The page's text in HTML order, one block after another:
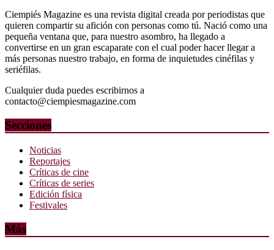
Ciempiés Magazine es una revista digital creada por periodistas que
quieren compartir su afición con personas como tú. Nació como una
pequeña ventana que, para nuestro asombro, ha llegado a
convertirse en un gran escaparate con el cual poder hacer llegar a
más personas nuestro trabajo, en forma de inquietudes cinéfilas y
seriéfilas.
Cualquier duda puedes escribirnos a
contacto@ciempiesmagazine.com
Secciones
Noticias
Reportajes
Críticas de cine
Críticas de series
Edición física
Festivales
Más